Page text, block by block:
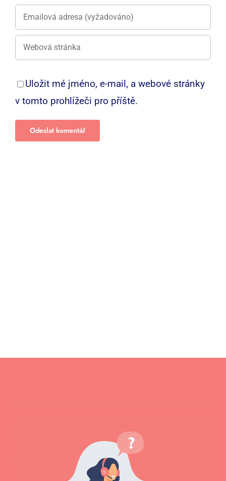
Uložit mé jméno, e-mail, a webové stránky
v tomto prohlížeči pro příště.